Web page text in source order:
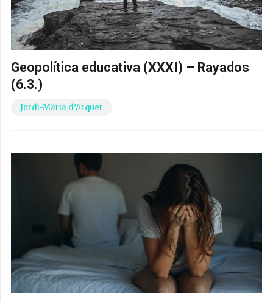
Geopolítica educativa (XXXI) – Rayados
(6.3.)
Jordi-Maria d’Arquer